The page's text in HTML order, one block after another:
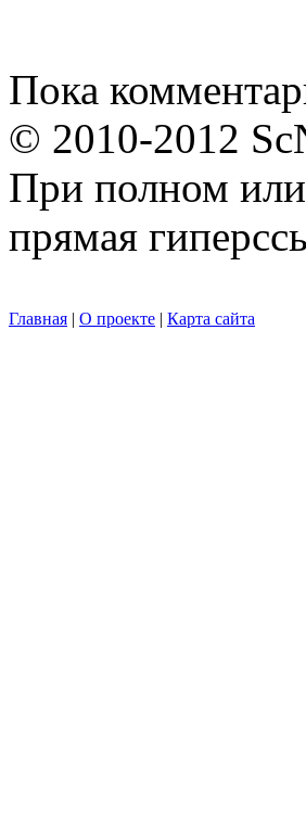
Пока
© 2010-2012
При полном или
прямая
Главная | О проекте | Карта сайта